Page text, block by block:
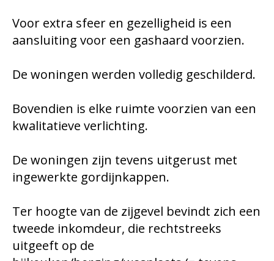
Voor extra sfeer en gezelligheid is een
aansluiting voor een gashaard voorzien.
De woningen werden volledig geschilderd.
Bovendien is elke ruimte voorzien van een
kwalitatieve verlichting.
De woningen zijn tevens uitgerust met
ingewerkte gordijnkappen.
Ter hoogte van de zijgevel bevindt zich een
tweede inkomdeur, die rechtstreeks
uitgeeft op de